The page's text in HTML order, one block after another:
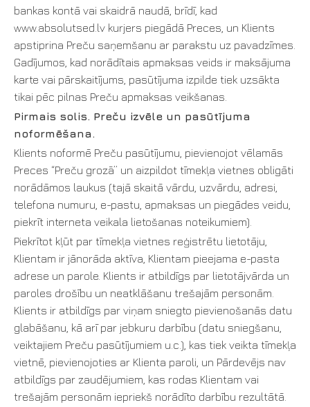
bankas kontā vai skaidrā naudā, brīdī, kad
www.absolutsed.lv kurjers piegādā Preces, un Klients
apstiprina Preču saņemšanu ar parakstu uz pavadzīmes.
Gadījumos, kad norādītais apmaksas veids ir maksājuma
karte vai pārskaitījums, pasūtījuma izpilde tiek uzsākta
tikai pēc pilnas Preču apmaksas veikšanas.
Pirmais solis. Preču izvēle un pasūtījuma
noformēšana.
Klients noformē Preču pasūtījumu, pievienojot vēlamās
Preces “Preču grozā” un aizpildot tīmekļa vietnes obligāti
norādāmos laukus (tajā skaitā vārdu, uzvārdu, adresi,
telefona numuru, e-pastu, apmaksas un piegādes veidu,
piekrīt interneta veikala lietošanas noteikumiem).
Piekrītot kļūt par tīmekļa vietnes reģistrētu lietotāju,
Klientam ir jānorāda aktīva, Klientam pieejama e-pasta
adrese un parole. Klients ir atbildīgs par lietotājvārda un
paroles drošību un neatklāšanu trešajām personām.
Klients ir atbildīgs par viņam sniegto pievienošanās datu
glabāšanu, kā arī par jebkuru darbību (datu sniegšanu,
veiktajiem Preču pasūtījumiem u.c.), kas tiek veikta tīmekļa
vietnē, pievienojoties ar Klienta paroli, un Pārdevējs nav
atbildīgs par zaudējumiem, kas rodas Klientam vai
trešajām personām iepriekš norādīto darbību rezultātā.